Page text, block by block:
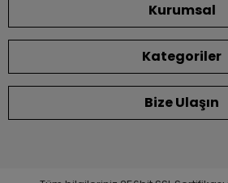
Kurumsal
Kategoriler
Bize Ulaşın